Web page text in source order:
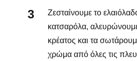
Ζεσταίνουμε το
κατσαρόλα,
κρέατος και τα
χρώμα από όλες τις